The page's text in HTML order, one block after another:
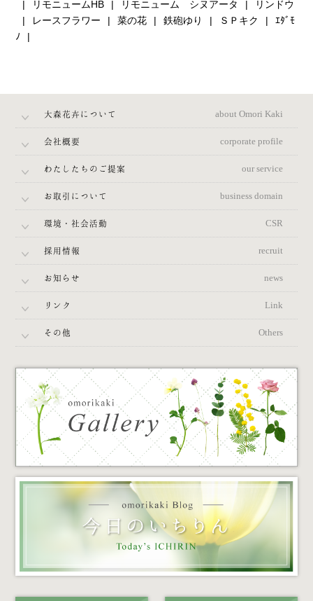
リモニュームHB
リモニューム シヌアータ
リンドウ
レースフラワー
菜の花 鉄砲ゆり ＳＰキク
ｴﾀﾞﾓ
ﾉ
大森花卉について about Omori Kaki
会社概要 corporate profile
わたしたちのご提案 our service
お取引について business domain
環境・社会活動 CSR
採用情報 recruit
お知らせ news
リンク Link
その他 Others